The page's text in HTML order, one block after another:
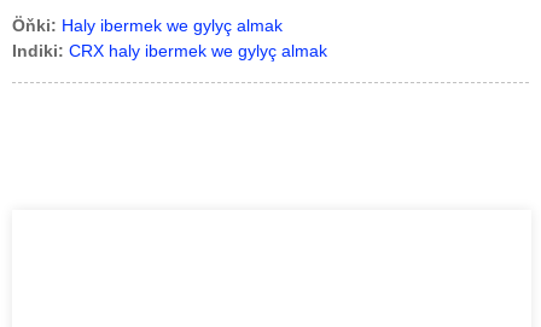
Öňki: Haly ibermek we gylyç almak
Indiki: CRX haly ibermek we gylyç almak